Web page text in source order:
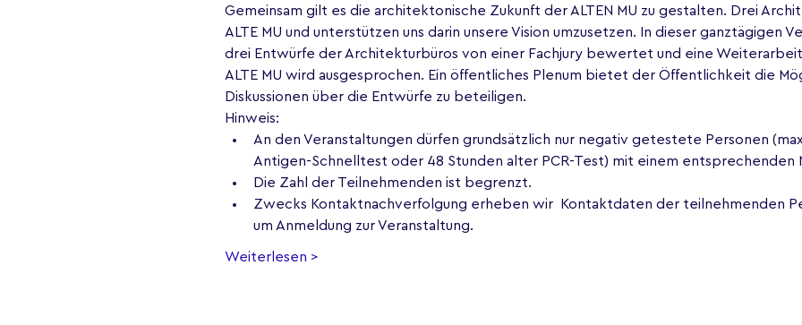
Gemeinsam gilt es die architektonische Zukunft der ALTEN MU zu gestalten. Drei
ALTE MU und unterstützen uns darin unsere Vision umzusetzen. In dieser ganztägigen
drei Entwürfe der Architekturbüros von einer Fachjury bewertet und eine
ALTE MU wird ausgesprochen. Ein öffentliches Plenum bietet der Öffentlichkeit die
Diskussionen über die Entwürfe zu beteiligen.
Hinweis:
An den Veranstaltungen dürfen grundsätzlich nur negativ getestete Personen
Antigen-Schnelltest oder 48 Stunden alter PCR-Test) mit einem entsprechenden
Die Zahl der Teilnehmenden ist begrenzt.
Zwecks Kontaktnachverfolgung erheben wir  Kontaktdaten der teilnehmenden
um Anmeldung zur Veranstaltung.
Weiterlesen >